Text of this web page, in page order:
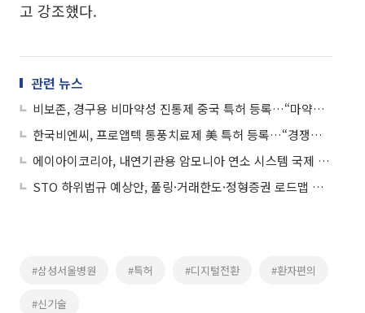
고 강조했다.
관련 뉴스
비보존, 경구용 비마약성 진통제 중국 특허 등록…“마약중독 치료 효과도 확인”
한국비엔씨, 프로앱텍 통풍치료제 美 특허 등록…“경쟁약물 미국서 1조 이상 팔려”
에이아이코리아, 내연기관용 암모니아 연소 시스템 국제 특허 출원
STO 하위법규 예상안, 풀링·거래한도·정형증권 로드맵 제시
#삼성서울병원 #특허 #디지털전환 #환자편의
#신기술